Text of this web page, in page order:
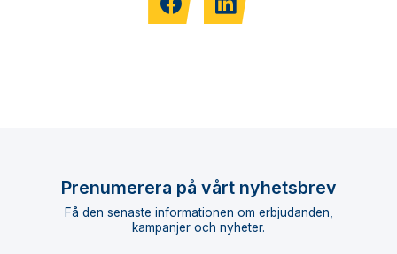
Prenumerera på vårt nyhetsbrev
Få den senaste informationen om erbjudanden,
kampanjer och nyheter.